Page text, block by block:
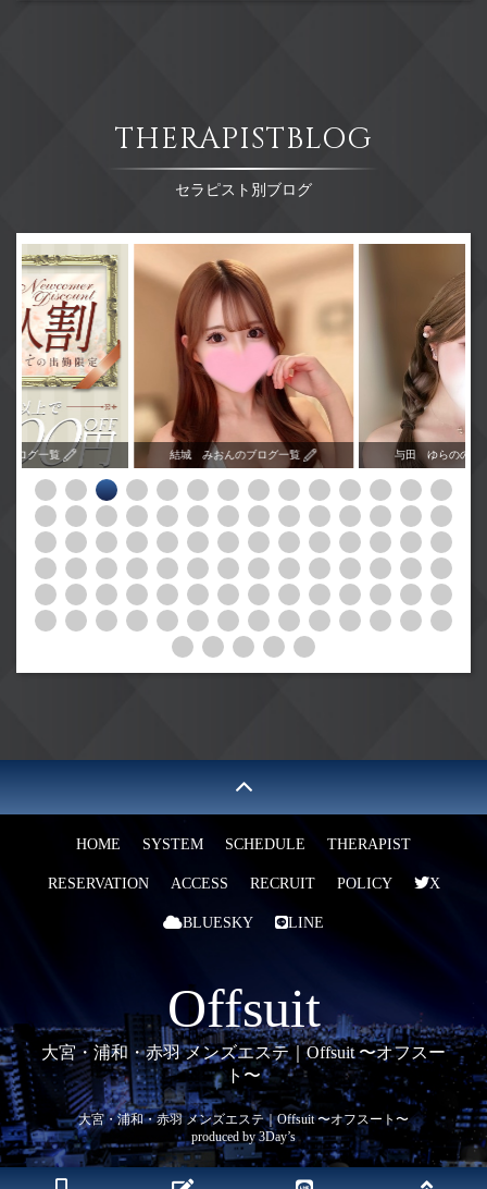
THERAPISTBLOG
セラピスト別ブログ
ブログ一覧 結城 みおんのブログ一覧 与田 ゆらののブ
HOME SYSTEM SCHEDULE THERAPIST
RESERVATION ACCESS RECRUIT POLICY X
BLUESKY LINE
Offsuit
大宮・浦和・赤羽 メンズエステ｜Offsuit️ 〜オフスー
ト〜
大宮・浦和・赤羽 メンズエステ｜Offsuit️ 〜オフスート〜
produced by 3Day’s